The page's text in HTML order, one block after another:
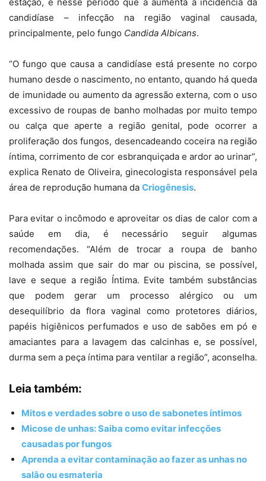
candidíase – infecção na região vaginal causada,
principalmente, pelo fungo Candida Albicans.
“O fungo que causa a candidíase está presente no corpo
humano desde o nascimento, no entanto, quando há queda
de imunidade ou aumento da agressão externa, com o uso
excessivo de roupas de banho molhadas por muito tempo
ou calça que aperte a região genital, pode ocorrer a
proliferação dos fungos, desencadeando coceira na região
íntima, corrimento de cor esbranquiçada e ardor ao urinar”,
explica Renato de Oliveira, ginecologista responsável pela
área de reprodução humana da Criogênesis.
Para evitar o incômodo e aproveitar os dias de calor com a
saúde em dia, é necessário seguir algumas
recomendações. “Além de trocar a roupa de banho
molhada assim que sair do mar ou piscina, se possível,
lave e seque a região Íntima. Evite também substâncias
que podem gerar um processo alérgico ou um
desequilíbrio da flora vaginal como protetores diários,
papéis higiênicos perfumados e uso de sabões em pó e
amaciantes para a lavagem das calcinhas e, se possível,
durma sem a peça íntima para ventilar a região”, aconselha.
Leia também:
Mitos e verdades sobre o uso de sabonetes íntimos
Micose de unhas: Saiba como evitar infecções
causadas por fungos
Aprenda a evitar contaminação ao fazer as unhas no
salão ou esmateria